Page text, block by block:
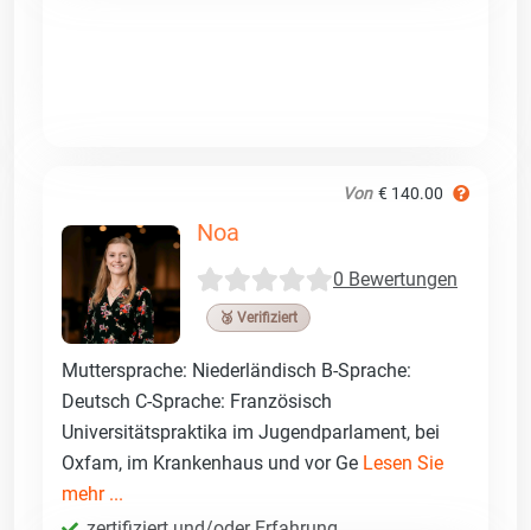
Von € 140.00
Noa
0 Bewertungen
🥉 Verifiziert
Muttersprache: Niederländisch B-Sprache:
Deutsch C-Sprache: Französisch
Universitätspraktika im Jugendparlament, bei
Oxfam, im Krankenhaus und vor Ge Lesen Sie
mehr ...